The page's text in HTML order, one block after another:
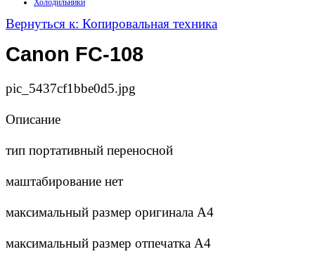
Вернуться к: Копировальная техника
Canon FC-108
pic_5437cf1bbe0d5.jpg
Описание
тип портативный переносной
маштабирование нет
максимальный размер оригинала А4
максимальный размер отпечатка А4